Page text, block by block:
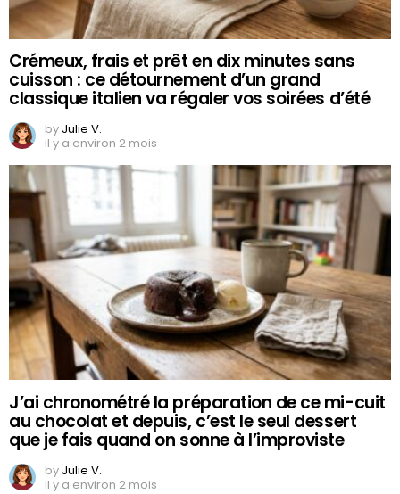
Crémeux, frais et prêt en dix minutes sans
cuisson : ce détournement d’un grand
classique italien va régaler vos soirées d’été
by Julie V.
il y a environ 2 mois
J’ai chronométré la préparation de ce mi-cuit
au chocolat et depuis, c’est le seul dessert
que je fais quand on sonne à l’improviste
by Julie V.
il y a environ 2 mois